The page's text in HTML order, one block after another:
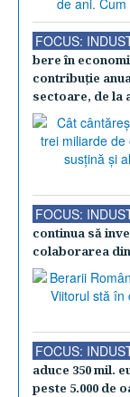
FOCUS:
bere în
contribuţie
sectoare, de
FOCUS:
continua să
colaborarea
FOCUS:
aduce 350 mil.
peste 5.000 de